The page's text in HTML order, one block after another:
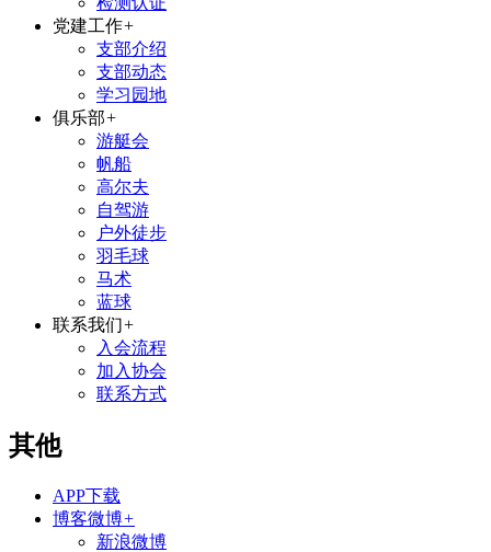
党建工作+
支部介绍
支部动态
学习园地
俱乐部+
游艇会
帆船
高尔夫
自驾游
户外徒步
羽毛球
马术
蓝球
联系我们+
入会流程
加入协会
联系方式
其他
APP下载
博客微博+
新浪微博